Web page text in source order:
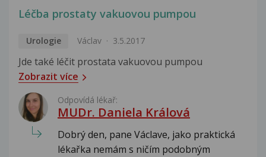
Léčba prostaty vakuovou pumpou
Urologie Václav 3.5.2017
Jde také léčit prostata vakuovou pumpou
Zobrazit více
Odpovídá lékař:
MUDr. Daniela Králová
Dobrý den, pane Václave, jako praktická
lékařka nemám s ničím podobným